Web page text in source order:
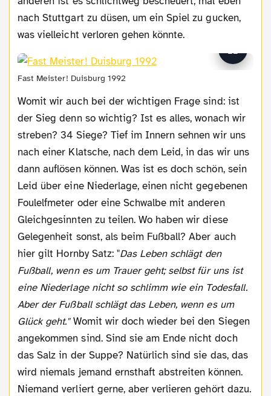
nach Stuttgart zu düsen, um ein Spiel zu gucken,
was vielleicht verloren gehen könnte.
Fast Meister! Duisburg 1992
Womit wir auch bei der wichtigen Frage sind: ist
der Sieg denn so wichtig? Ist es alles, wonach wir
streben? 34 Siege? Tief im Innern sehnen wir uns
nach einer Klatsche, nach dem Leid, in das wir uns
dann auflösen können. Was ist es doch schön, sein
Leid über eine Niederlage, einen nicht gegebenen
Foulelfmeter oder eine Schwalbe mit anderen
Gleichgesinnten zu teilen. Wo haben wir diese
Gelegenheit sonst, als beim Fußball? Aber auch
hier gilt Hornby Satz: "Das Leben schlägt den
Fußball, wenn es um Trauer geht; selbst für uns ist
eine Niederlage nicht so schlimm wie ein Todesfall.
Aber der Fußball schlägt das Leben, wenn es um
Glück geht."Womit wir doch wieder bei den Siegen
angekommen sind. Sind sie am Ende nicht doch
das Salz in der Suppe? Natürlich sind sie das, das
wird niemals jemand ernsthaft abstreiten können.
Niemand verliert gerne, aber verlieren gehört dazu.